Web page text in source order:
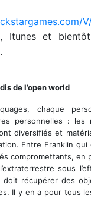
Itunes et
de l’open world
chaque
personnelles : les
diversifiés et
Entre Franklin
compromettants, en
sous
récupérer des
Il y en a pour tous